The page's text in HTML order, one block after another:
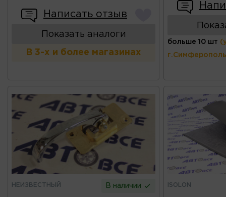
Написать отзыв
Показать аналоги
В 3-х и более магазинах
больше 10 шт
НЕИЗВЕСТНЫЙ В наличии ISOLON